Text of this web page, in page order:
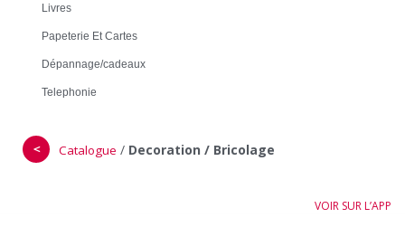
Livres
Papeterie Et Cartes
Dépannage/cadeaux
Telephonie
＜ Catalogue / Decoration / Bricolage
VOIR SUR L’APP